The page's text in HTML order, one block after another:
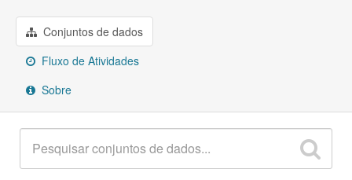
Grupos
Sobre
Conjuntos de dados
Fluxo de Atividades
Sobre